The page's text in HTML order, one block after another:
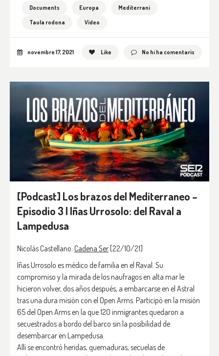
Documents
Europa
Mediterrani
Taula rodona
Vídeo
novembre 17, 2021 Like No hi ha comentaris
[Podcast] Los brazos del Mediterraneo –
Episodio 3 | Iñas Urrosolo: del Raval a
Lampedusa
Nicolás Castellano. Cadena Ser [22/10/21]
Iñas Urrosolo es médico de familia en el Raval. Su
compromiso y la mirada de los naufragos en alta mar le
hicieron volver, dos años después, a embarcarse en el Astral
tras una dura misión con el Open Arms. Participó en la misión
65 del Open Arms en la que 120 inmigrantes quedaron a
secuestrados a bordo del barco sin la posibilidad de
desembarcar en Lampedusa.
Allí se encontró heridas, quemaduras, secuelas de